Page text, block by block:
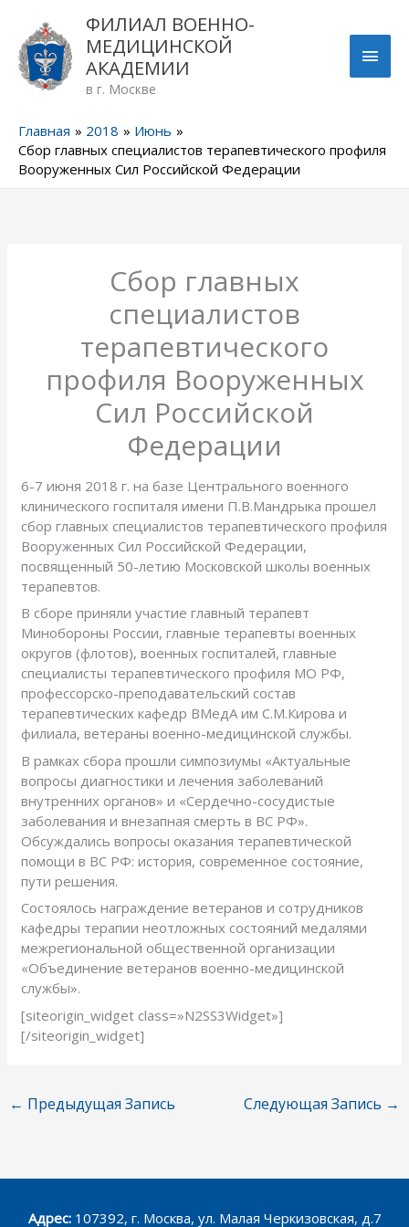
содержимому
ФИЛИАЛ ВОЕННО-
МЕДИЦИНСКОЙ
АКАДЕМИИ
в г. Москве
Главная 2018
Июнь
Сбор главных специалистов терапевтического профиля
Вооруженных Сил Российской Федерации
Сбор главных
специалистов
терапевтического
профиля Вооруженных
Сил Российской
Федерации
6-7 июня 2018 г. на базе Центрального военного
клинического госпиталя имени П.В.Мандрыка прошел
сбор главных специалистов терапевтического профиля
Вооруженных Сил Российской Федерации,
посвященный 50-летию Московской школы военных
терапевтов.
В сборе приняли участие главный терапевт
Минобороны России, главные терапевты военных
округов (флотов), военных госпиталей, главные
специалисты терапевтического профиля МО РФ,
профессорско-преподавательский состав
терапевтических кафедр ВМедА им С.М.Кирова и
филиала, ветераны военно-медицинской службы.
В рамках сбора прошли симпозиумы «Актуальные
вопросы диагностики и лечения заболеваний
внутренних органов» и «Сердечно-сосудистые
заболевания и внезапная смерть в ВС РФ».
Обсуждались вопросы оказания терапевтической
помощи в ВС РФ: история, современное состояние,
пути решения.
Состоялось награждение ветеранов и сотрудников
кафедры терапии неотложных состояний медалями
межрегиональной общественной организации
«Объединение ветеранов военно-медицинской
службы».
[siteorigin_widget class=»N2SS3Widget»]
[/siteorigin_widget]
← Предыдущая Запись Следующая Запись →
Адрес:107392, г. Москва, ул. Малая Черкизовская, д.7